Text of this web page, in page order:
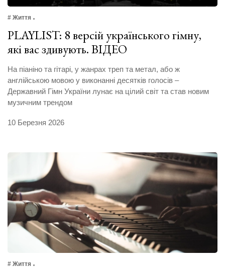
# Життя
PLAYLIST: 8 версій українського гімну,
які вас здивують. ВІДЕО
На піаніно та гітарі, у жанрах треп та метал, або ж
англійською мовою у виконанні десятків голосів –
Державний Гімн України лунає на цілий світ та став новим
музичним трендом
10 Березня 2026
# Життя